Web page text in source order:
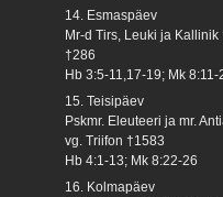
14. Esmaspäev
Mr-d Tirs, Leuki ja
†286
Hb 3:5-11,17-19; Mk 8:11-
15. Teisipäev
Pskmr. Eleuteeri ja mr.
vg. Triifon †1583
Hb 4:1-13; Mk 8:22-26
16. Kolmapäev